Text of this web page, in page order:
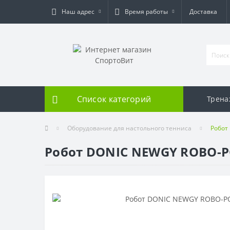
Наш адрес Время работы Доставка
Список категорий
Оборудование для настольного тенниса Робот
Робот DONIC NEWGY ROBO-